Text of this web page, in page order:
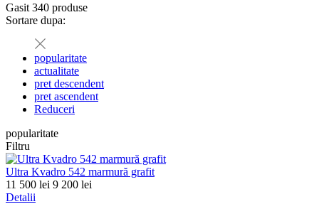
Gasit 340 produse
Sortare dupa:
popularitate
actualitate
pret descendent
pret ascendent
Reduceri
popularitate
Filtru
Ultra Kvadro 542 marmură grafit
11 500 lei 9 200 lei
Detalii